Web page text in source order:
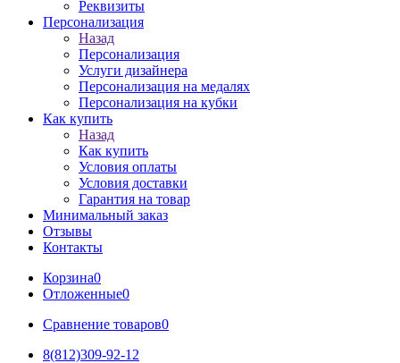
Реквизиты
Персонализация
Назад
Персонализация
Услуги дизайнера
Персонализация на медалях
Персонализация на кубки
Как купить
Назад
Как купить
Условия оплаты
Условия доставки
Гарантия на товар
Минимальный заказ
Отзывы
Контакты
Корзина0
Отложенные0
Сравнение товаров0
8(812)309-92-12